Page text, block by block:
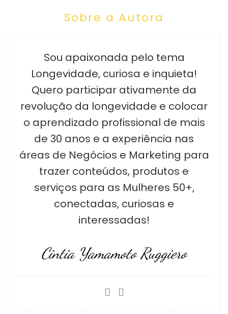
Sobre a Autora
Sou apaixonada pelo tema
Longevidade, curiosa e inquieta!
Quero participar ativamente da
revolução da longevidade e colocar
o aprendizado profissional de mais
de 30 anos e a experiência nas
áreas de Negócios e Marketing para
trazer conteúdos, produtos e
serviços para as Mulheres 50+,
conectadas, curiosas e
interessadas!
Cintia Yamamoto Ruggiero